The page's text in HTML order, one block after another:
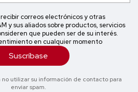
correos electrónicos y otras
y sus aliados sobre productos, servicios
que pueden ser de su interés.
en cualquier momento
Suscríbase
utilizar su información de contacto para
enviar spam.